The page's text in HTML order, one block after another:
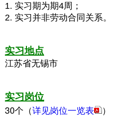
1. 实习期为期4周；
2. 实习并非劳动合同关系。
实习地点
江苏省无锡市
实习岗位
30个（详见岗位一览表 ）